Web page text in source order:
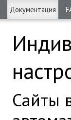
Документация
Сайты